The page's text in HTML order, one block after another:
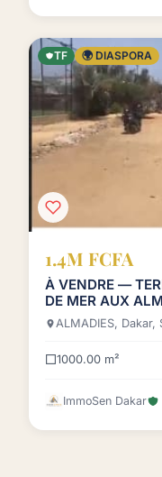
TF 🌍 DIASPORA
1.4M FCFA
À VENDRE —
DE MER AUX
ALMADIES, Dakar,
1000.00 m²
ImmoSen Dakar